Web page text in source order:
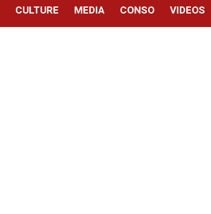
CULTURE MEDIA CONSO VIDEOS